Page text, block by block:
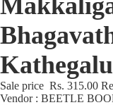
Kathegalu
Sale price Rs. 315.00
Vendor : BEETLE